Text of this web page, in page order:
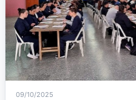
09/10/2025